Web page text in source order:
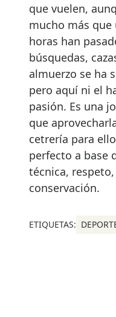
que vuelen,
mucho más que
horas han
búsquedas,
almuerzo se ha
pero aquí ni el
pasión. Es una
que
cetrería para
perfecto a base
técnica,
conservación.
ETIQUETAS: